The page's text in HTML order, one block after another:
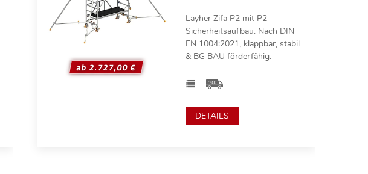
ab 2.727,00 €
Layher Zifa P2 mit P2-
Sicherheitsaufbau. Nach DIN
EN 1004:2021, klappbar, stabil
& BG BAU förderfähig.
DETAILS